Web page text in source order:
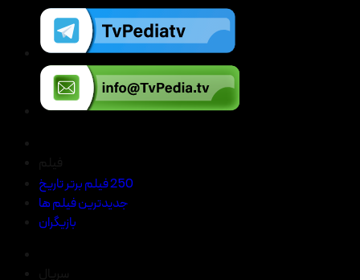
250 فیلم برتر تاریخ
جدیدترین فیلم ها
بازیگران